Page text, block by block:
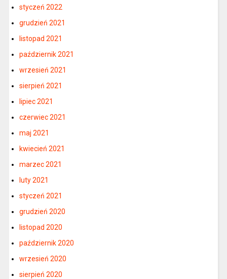
styczeń 2022
grudzień 2021
listopad 2021
październik 2021
wrzesień 2021
sierpień 2021
lipiec 2021
czerwiec 2021
maj 2021
kwiecień 2021
marzec 2021
luty 2021
styczeń 2021
grudzień 2020
listopad 2020
październik 2020
wrzesień 2020
sierpień 2020